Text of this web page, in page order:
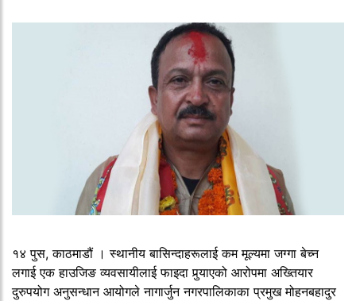
१४ पुस, काठमाडौं । स्थानीय बासिन्दाहरूलाई कम मूल्यमा जग्गा बेच्न
लगाई एक हाउजिङ व्यवसायीलाई फाइदा पुर्‍याएको आरोपमा अख्तियार
दुरुपयोग अनुसन्धान आयोगले नागार्जुन नगरपालिकाका प्रमुख मोहनबहादुर